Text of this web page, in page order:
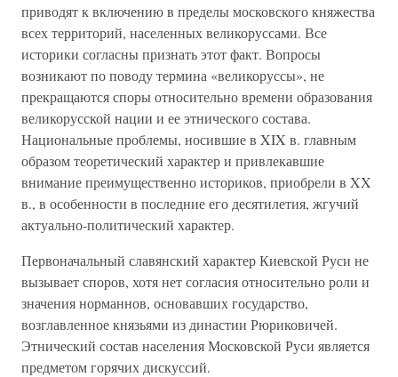
приводят к включению в пределы московского княжества
всех территорий, населенных великоруссами. Все
историки согласны признать этот факт. Вопросы
возникают по поводу термина «великоруссы», не
прекращаются споры относительно времени образования
великорусской нации и ее этнического состава.
Национальные проблемы, носившие в XIX в. главным
образом теоретический характер и привлекавшие
внимание преимущественно историков, приобрели в XX
в., в особенности в последние его десятилетия, жгучий
актуально-политический характер.
Первоначальный славянский характер Киевской Руси не
вызывает споров, хотя нет согласия относительно роли и
значения норманнов, основавших государство,
возглавленное князьями из династии Рюриковичей.
Этнический состав населения Московской Руси является
предметом горячих дискуссий.